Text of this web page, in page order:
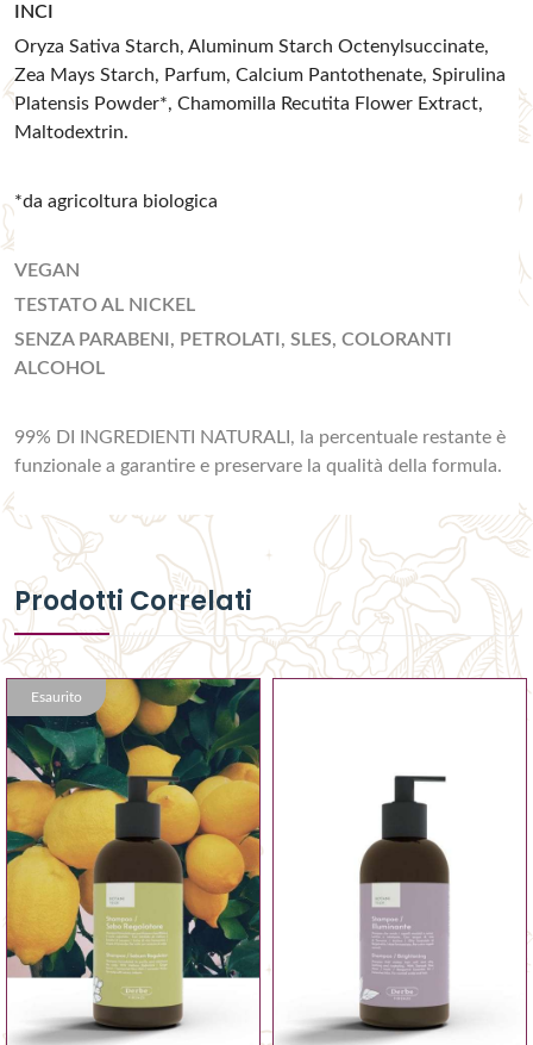
INCI
Oryza Sativa Starch, Aluminum Starch Octenylsuccinate,
Zea Mays Starch, Parfum, Calcium Pantothenate, Spirulina
Platensis Powder*, Chamomilla Recutita Flower Extract,
Maltodextrin.
*da agricoltura biologica
VEGAN
TESTATO AL NICKEL
SENZA PARABENI, PETROLATI, SLES, COLORANTI
ALCOHOL
99% DI INGREDIENTI NATURALI, la percentuale restante è
funzionale a garantire e preservare la qualità della formula.
Prodotti Correlati
Esaurito